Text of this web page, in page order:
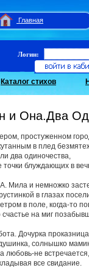
Главная
Логин:
Каталог стихов
и Она.Два
простуженном
в плед
два одиночества,
точки блуждающих в
Мила и немножко
в глазах
в поле, когда-то
счастье на миг
Дочурка
солнышко
любовь-не встречается,
все свидание.